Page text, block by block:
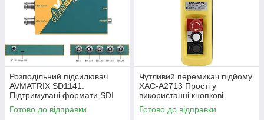
Розподільний підсилювач
AVMATRIX SD1141.
Підтримувані формати SDI
3G/HD/S0,
пересинхронізація. Уцінка
Готово до відправки
Чутливий перемикач підйому
XAC-A2713 Прості у
використанні кнопкові
перемикачі
Готово до відправки